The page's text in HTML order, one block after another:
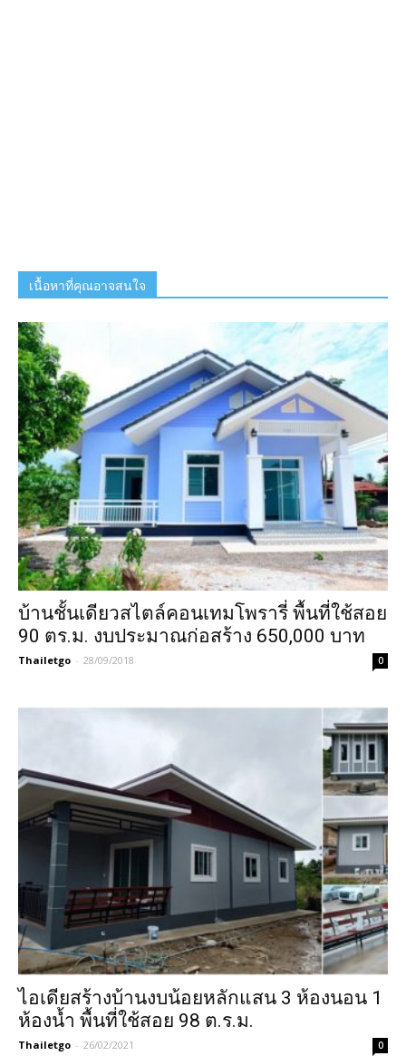
เนื้อหาที่คุณอาจสนใจ
บ้านชั้นเดียวสไตล์คอนเทมโพรารี่ พื้นที่ใช้สอย
90 ตร.ม. งบประมาณก่อสร้าง 650,000 บาท
Thailetgo - 28/09/2018 0
ไอเดียสร้างบ้านงบน้อยหลักแสน 3 ห้องนอน 1
ห้องน้ำ พื้นที่ใช้สอย 98 ต.ร.ม.
Thailetgo - 26/02/2021 0